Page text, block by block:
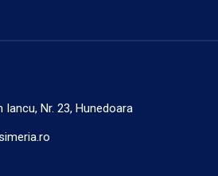
Iancu, Nr. 23, Hunedoara